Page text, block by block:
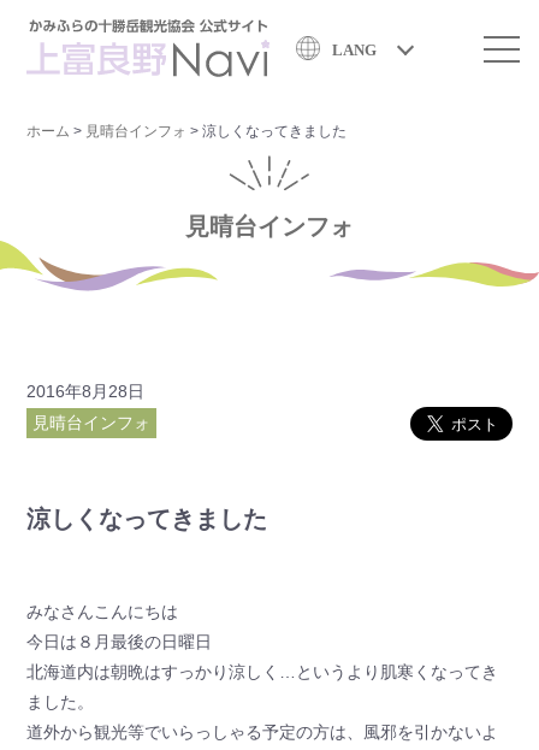
LANG
ホーム > 見晴台インフォ >涼しくなってきました
見晴台インフォ
2016年8月28日
見晴台インフォ
涼しくなってきました
みなさんこんにちは
今日は８月最後の日曜日
北海道内は朝晩はすっかり涼しく…というより肌寒くなってき
ました。
道外から観光等でいらっしゃる予定の方は、風邪を引かないよ